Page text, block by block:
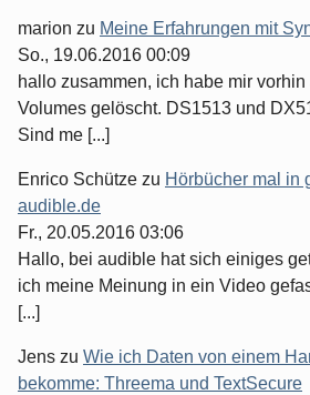
marion zu Meine Erfahrungen mit
So., 19.06.2016 00:09
hallo zusammen, ich habe mir
Volumes gelöscht. DS1513 und
Sind me [...]
Enrico Schütze zu Hörbücher mal in
audible.de
Fr., 20.05.2016 03:06
Hallo, bei audible hat sich einiges
ich meine Meinung in ein Video
[...]
Jens zu Wie ich Daten von einem
bekomme: Threema und TextSecure